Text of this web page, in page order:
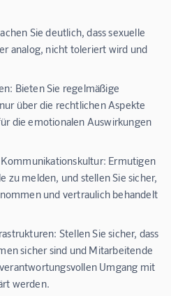
Sie deutlich, dass sexuelle
analog, nicht toleriert wird und
Bieten Sie regelmäßige
über die rechtlichen Aspekte
die emotionalen Auswirkungen
Ermutigen
zu melden, und stellen Sie sicher,
und vertraulich behandelt
Stellen Sie sicher, dass
sicher sind und Mitarbeitende
Umgang mit
werden.